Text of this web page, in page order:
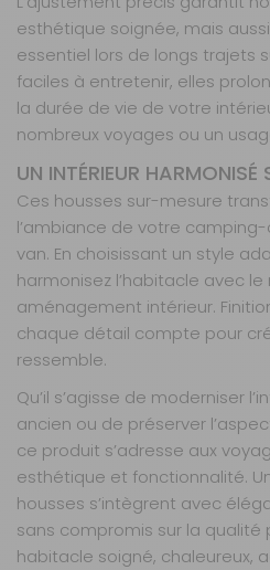
Board 3
Référence :
990264
places :3
banquettes
Prix :
Disponibilité :
Sur commande
esthétique soignée, mais
essentiel lors de longs trajets
faciles à entretenir, elles
la durée de vie de votre
nombreux voyages ou un
UN INTÉRIEUR HARMONISÉ
Ces housses sur-mesure
l’ambiance de votre
van. En choisissant un style
harmonisez l’habitacle avec
aménagement intérieur.
chaque détail compte pour
ressemble.
Qu’il s’agisse de moderniser
ancien ou de préserver
ce produit s’adresse aux
esthétique et fonctionnalité.
housses s’intègrent avec
sans compromis sur la qualité
habitacle soigné, chaleureux,